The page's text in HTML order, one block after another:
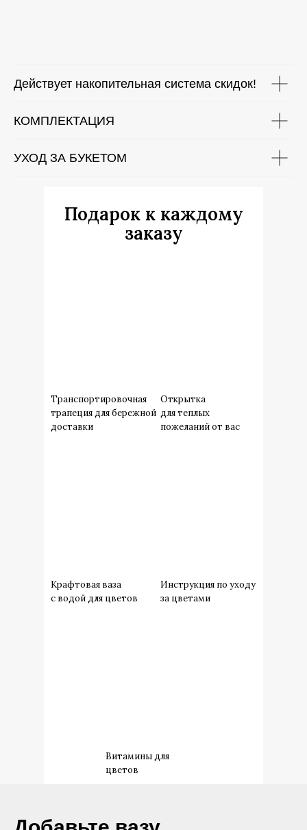
Действует накопительная система скидок!
КОМПЛЕКТАЦИЯ
УХОД ЗА БУКЕТОМ
Транспортировочная
трапеция для бережной
доставки
Открытка
для теплых
пожеланий от вас
Крафтовая ваза
с водой для цветов
Инструкция по уходу
за цветами
Витамины для
цветов
Подарок к каждому
заказу